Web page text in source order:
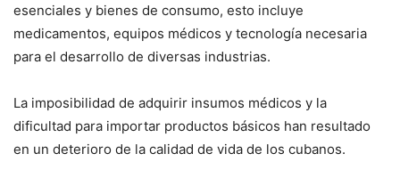
esenciales y bienes de consumo, esto incluye
medicamentos, equipos médicos y tecnología necesaria
para el desarrollo de diversas industrias.
La imposibilidad de adquirir insumos médicos y la
dificultad para importar productos básicos han resultado
en un deterioro de la calidad de vida de los cubanos.